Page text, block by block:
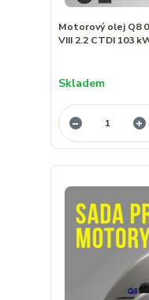
Motorový olej Q8
VIII 2.2 CTDI 103
Skladem